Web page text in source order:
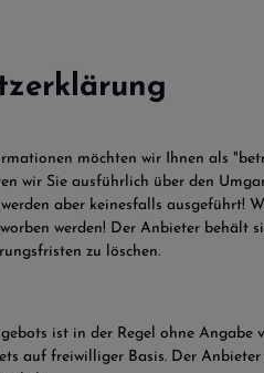
möchten wir Ihnen als
wir Sie ausführlich über den
aber keinesfalls ausgeführt!
werden! Der Anbieter behält
zu löschen.
ist in der Regel ohne Angabe
auf freiwilliger Basis. Der